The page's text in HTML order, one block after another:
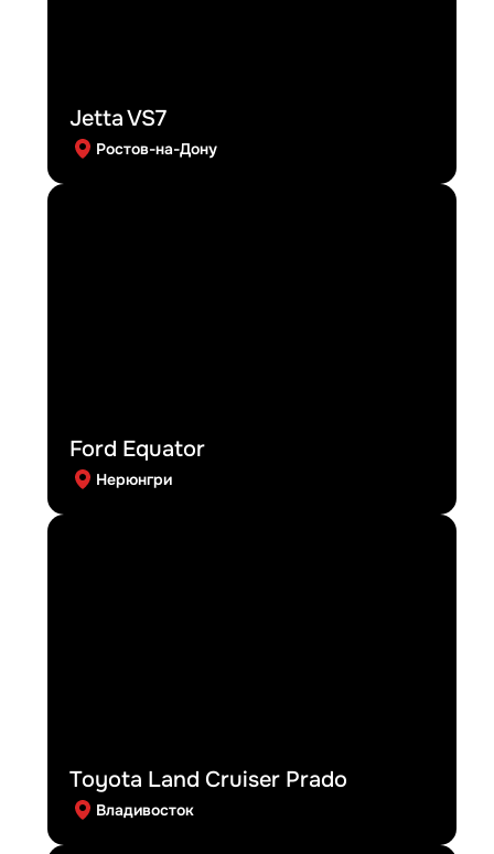
Jetta VS7
Ростов-на-Дону
Ford Equator
Нерюнгри
Toyota Land Cruiser Prado
Владивосток